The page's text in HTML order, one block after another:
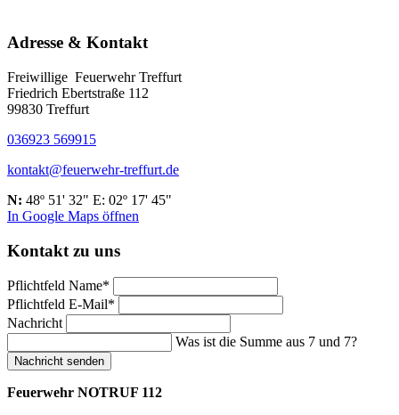
Adresse & Kontakt
Freiwillige Feuerwehr Treffurt
Friedrich Ebertstraße 112
99830 Treffurt
036923 569915
kontakt@feuerwehr-treffurt.de
N: 48º 51' 32" E: 02º 17' 45"
In Google Maps öffnen
Kontakt zu uns
Pflichtfeld Name*
Pflichtfeld E-Mail*
Nachricht
Was ist die Summe aus 7 und 7?
Nachricht senden
Feuerwehr NOTRUF 112